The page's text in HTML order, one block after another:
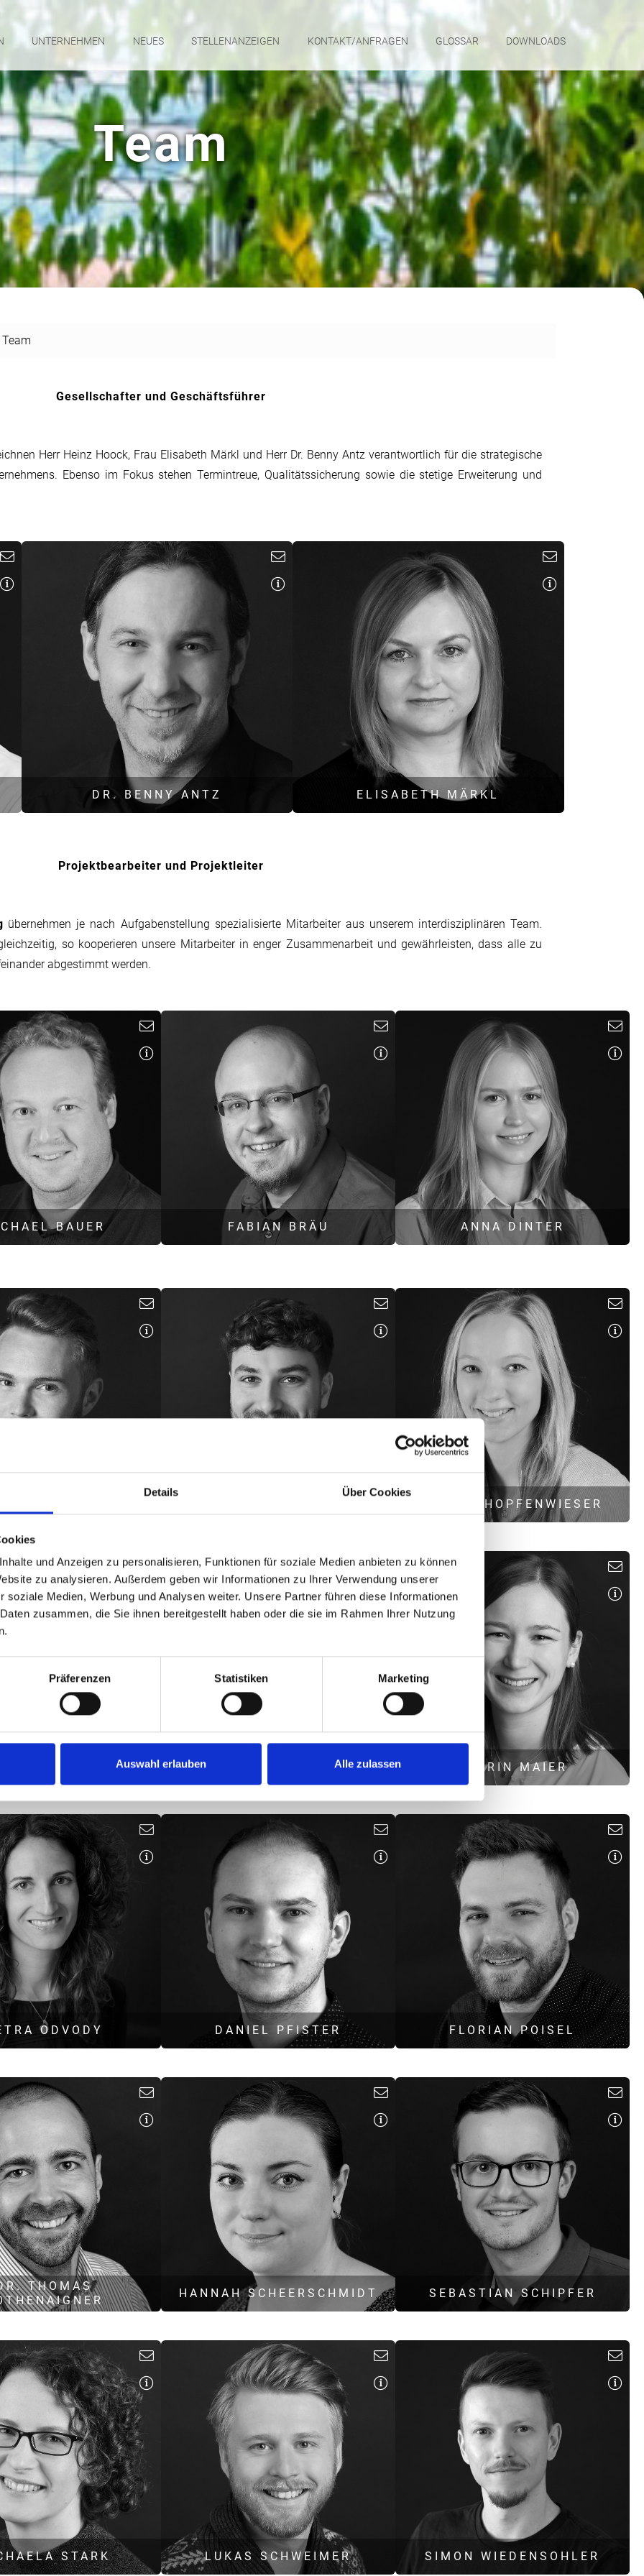
Details Über Cookies
und Anzeigen zu personalisieren, Funktionen für soziale Medien anbieten zu können
zu analysieren. Außerdem geben wir Informationen zu Ihrer Verwendung unserer
soziale Medien, Werbung und Analysen weiter. Unsere Partner führen diese Informationen
zusammen, die Sie ihnen bereitgestellt haben oder die sie im Rahmen Ihrer Nutzung
Präferenzen Statistiken Marketing
Auswahl erlauben Alle zulassen
UNTERNEHMEN NEUES STELLENANZEIGEN KONTAKT/ANFRAGEN GLOSSAR DOWNLOADS
Team
Team
Gesellschafter und Geschäftsführer
Herr Heinz Hoock, Frau Elisabeth Märkl und Herr Dr. Benny Antz verantwortlich für die strategische
Ebenso im Fokus stehen Termintreue, Qualitätssicherung sowie die stetige Erweiterung und
DR. BENNY ANTZ
Leitung Fachgebiet Luftreinhaltung
Leitung Fachgebiet Genehmigungsmanagement
Leitung Fachgebiet Naturschutz
ELISABETH MÄRKL
Leitung Fachgebiet Luftreinhaltung
Leitung Fachgebiet Genehmigungsmanagement
Leitung Fachgebiet Naturschutz
Projektbearbeiter und Projektleiter
übernehmen je nach Aufgabenstellung spezialisierte Mitarbeiter aus unserem interdisziplinären Team.
so kooperieren unsere Mitarbeiter in enger Zusammenarbeit und gewährleisten, dass alle zu
abgestimmt werden.
BAUER
M. Eng. Umweltschutz
Diplom-Geograph
Projektleiter
Naturschutz
m.bauer@hoock-partner.de
FABIAN BRÄU
Team- und Projektleiter
Schallimmissionsschutz
Elektroakustik, Veranstaltungstechnik
Lichtimmissionen
f.braeu@hoock-partner.de
ANNA DINTER
B. Sc. Bauingenieurwesen
Schallimmissionsschutz
a.dinter@hoock-partner.de
partner.de
M. A. Geographie
Genehmigungsmanagement
f.farahmand@hoock-partner.de
SABINE HOPFENWIESER
B. Eng. Umweltsicherung
Schallimmissionsschutz
s.hopfenwieser@hoock-partner.de
Umwelttechnologie
partner.de
DANIEL LANDGRAF
B. Eng. Medienproduktion und Medientechnik
Schallimmissionsschutz
Vibrationen und Erschütterungen
d.landgraf@hoock-partner.de
KATRIN MAIER
B. Eng. Umweltsicherung
Luftreinhaltung
k.maier@hoock-partner.de
ODVODY
Tonmeisterin
Elektroakustik
und Sprachproduktionen
partner.de
DANIEL PFISTER
B. Eng. Medienproduktion und Medientechnik
Schallimmissionsschutz
d.pfister@hoock-partner.de
FLORIAN POISEL
B. Eng. Umweltingenieurwesen
Gebäudeenergieberater für Wohn- und
Nichtwohngebäude (BayIkaBau)
Zertifizierter Passivhaus-Berater für Wohn- und
Thermische Bauphysik
Energieeffizienz im Hochbau
Bauakustik
f.poisel@hoock-partner.de
THOMAS
M. Sc. Chemie
Teamleiter
Projektleiter
Luftreinhaltung
partner.de
HANNAH SCHEERSCHMIDT
M. A. Geschichte und Germanistik
Genehmigungsmanagement
h.scheerschmidt@hoock-partner.de
SEBASTIAN SCHIPFER
B. Eng. Maschinenbau
Team- und Projektleiter
Raumakustik
s.schipfer@hoock-partner.de
STARK LUKAS SCHWEIMER SIMON WIEDENSOHLER